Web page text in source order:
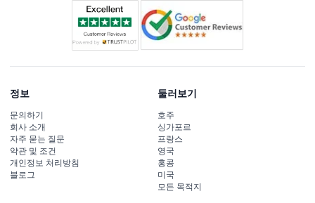
정보
문의하기
회사 소개
자주 묻는 질문
약관 및 조건
개인정보 처리방침
블로그
둘러보기
호주
싱가포르
프랑스
영국
홍콩
미국
모든 목적지